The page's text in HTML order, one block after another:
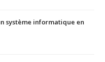
système informatique en